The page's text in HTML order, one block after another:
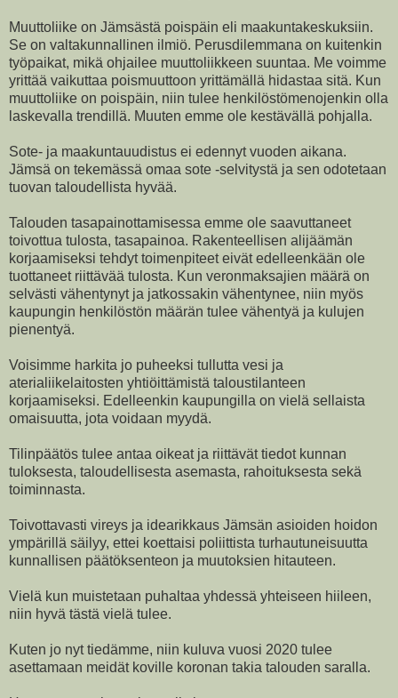
Muuttoliike on Jämsästä poispäin eli maakuntakeskuksiin.
Se on valtakunnallinen ilmiö. Perusdilemmana on kuitenkin
työpaikat, mikä ohjailee muuttoliikkeen suuntaa. Me voimme
yrittää vaikuttaa poismuuttoon yrittämällä hidastaa sitä. Kun
muuttoliike on poispäin, niin tulee henkilöstömenojenkin olla
laskevalla trendillä. Muuten emme ole kestävällä pohjalla.
Sote- ja maakuntauudistus ei edennyt vuoden aikana.
Jämsä on tekemässä omaa sote -selvitystä ja sen odotetaan
tuovan taloudellista hyvää.
Talouden tasapainottamisessa emme ole saavuttaneet
toivottua tulosta, tasapainoa. Rakenteellisen alijäämän
korjaamiseksi tehdyt toimenpiteet eivät edelleenkään ole
tuottaneet riittävää tulosta. Kun veronmaksajien määrä on
selvästi vähentynyt ja jatkossakin vähentynee, niin myös
kaupungin henkilöstön määrän tulee vähentyä ja kulujen
pienentyä.
Voisimme harkita jo puheeksi tullutta vesi ja
aterialiikelaitosten yhtiöittämistä taloustilanteen
korjaamiseksi. Edelleenkin kaupungilla on vielä sellaista
omaisuutta, jota voidaan myydä.
Tilinpäätös tulee antaa oikeat ja riittävät tiedot kunnan
tuloksesta, taloudellisesta asemasta, rahoituksesta sekä
toiminnasta.
Toivottavasti vireys ja idearikkaus Jämsän asioiden hoidon
ympärillä säilyy, ettei koettaisi poliittista turhautuneisuutta
kunnallisen päätöksenteon ja muutoksien hitauteen.
Vielä kun muistetaan puhaltaa yhdessä yhteiseen hiileen,
niin hyvä tästä vielä tulee.
Kuten jo nyt tiedämme, niin kuluva vuosi 2020 tulee
asettamaan meidät koville koronan takia talouden saralla.